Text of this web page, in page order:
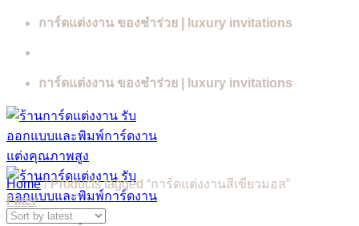
Skip
การ์ดแต่งงาน ของชำร่วย | luxury invitations
การ์ดแต่งงาน ของชำร่วย | luxury invitations
Home /Products tagged “การ์ดแต่งงานสีเขียวมอส”
Filter